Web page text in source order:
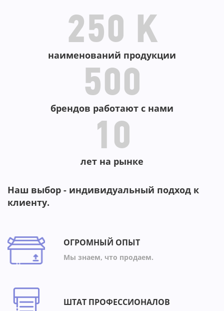
- -
-58%
250 K
наименований продукции
500
брендов работают с нами
10
лет на рынке
Наш выбор - индивидуальный подход к
клиенту.
ОГРОМНЫЙ ОПЫТ
Мы знаем, что продаем.
ШТАТ ПРОФЕССИОНАЛОВ